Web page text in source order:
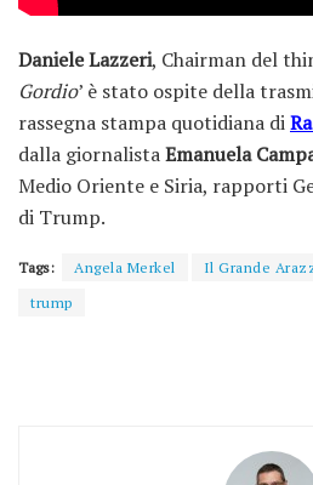
Daniele Lazzeri, Chairman del
Gordio’ è stato ospite della
rassegna stampa quotidiana di
dalla giornalistaEmanuela
Medio Oriente e Siria, rapporti
di Trump.
Tags: Angela Merkel Il Grande
trump